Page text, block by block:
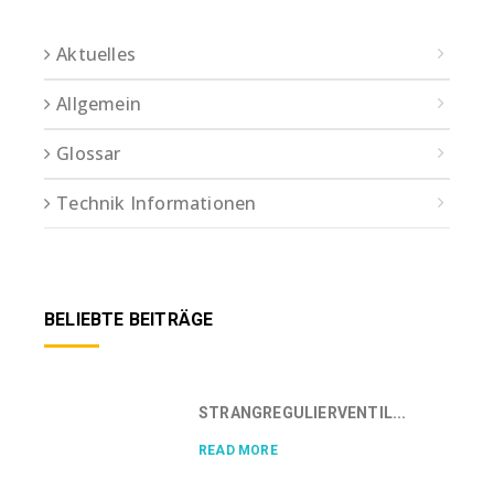
Aktuelles
Allgemein
Glossar
Technik Informationen
BELIEBTE BEITRÄGE
STRANGREGULIERVENTIL...
READ MORE